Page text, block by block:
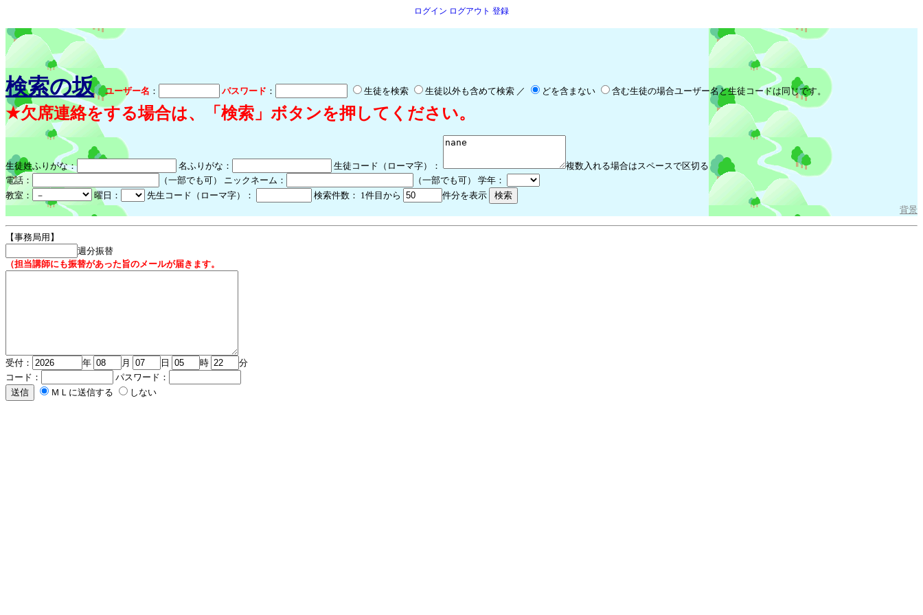
ログイン ログアウト 登録
検索の坂 ユーザー名 ： パスワード ： 生徒を検索 生徒以外も含めて検索 ／ どを含まない 含む生徒の場合ユーザー名と生徒コードは同じです。
★欠席連絡をする場合は、「検索」ボタンを押してください。
生徒姓ふりがな： 名ふりがな： 生徒コード（ローマ字）：
複数入れる場合はスペースで区切る
電話：
（一部でも可） ニックネーム：
（一部でも可） 学年：
教室：
曜日： 先生コード（ローマ字）： 検索件数： 1件目から
件分を表示
背景
【事務局用】
週分振替
（担当講師にも振替があった旨のメールが届きます。
受付： 年 月 日 時
分
コード：
パスワード：
ＭＬに送信する
しない